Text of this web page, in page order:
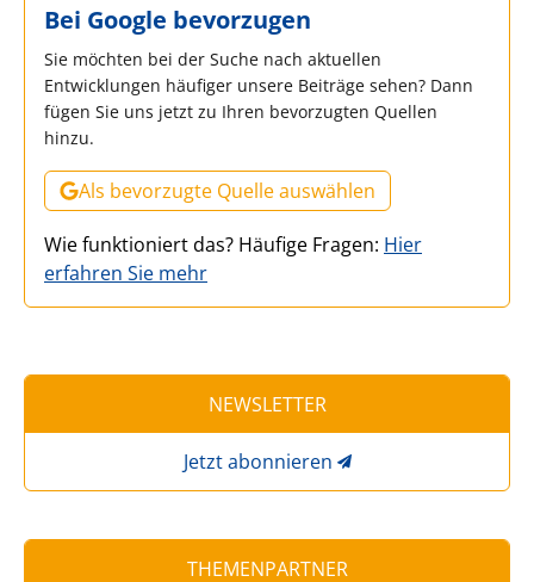
Bei Google bevorzugen
Sie möchten bei der Suche nach aktuellen
Entwicklungen häufiger unsere Beiträge sehen? Dann
fügen Sie uns jetzt zu Ihren bevorzugten Quellen
hinzu.
Als bevorzugte Quelle auswählen
Wie funktioniert das? Häufige Fragen: Hier
erfahren Sie mehr
NEWSLETTER
Jetzt abonnieren
THEMENPARTNER